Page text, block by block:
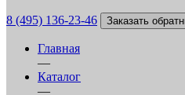
8 (495) 136-23-46 Заказать
Главная
—
Каталог
—